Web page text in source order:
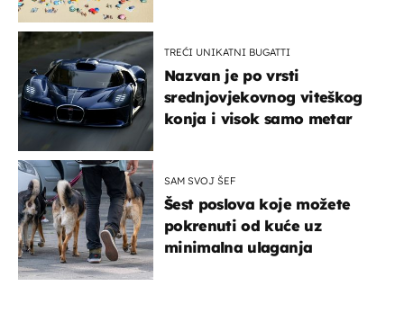
TREĆI UNIKATNI BUGATTI
Nazvan je po vrsti
srednjovjekovnog viteškog
konja i visok samo metar
SAM SVOJ ŠEF
Šest poslova koje možete
pokrenuti od kuće uz
minimalna ulaganja